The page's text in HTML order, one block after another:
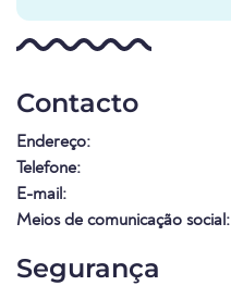
Contacto
Endereço:
Telefone:
E-mail:
Meios de comunicação social:
Segurança